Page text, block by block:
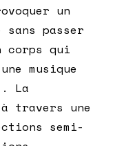
un
sans passer
corps qui
musique
La
travers une
semi-